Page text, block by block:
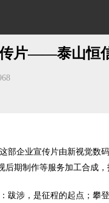
片——泰山恒
部企业宣传片由新视觉数码
后期制作等服务加工合成
跋涉，是征程的起点；攀